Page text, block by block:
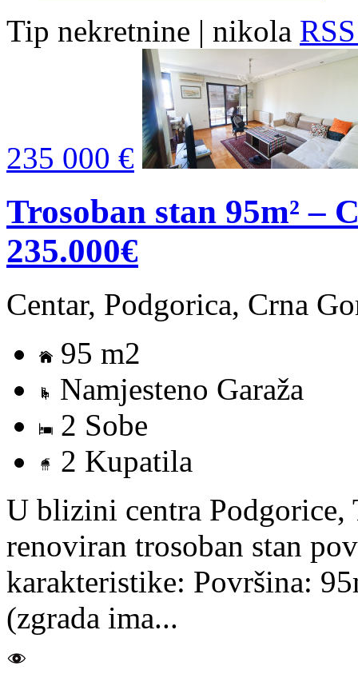
Tip nekretnine | nikola
235 000 €
Trosoban stan 95m² –
235.000€
Centar, Podgorica, Crna
95 m2
Namjesteno Garaža
2 Sobe
2 Kupatila
U blizini centra Podgorice,
renoviran trosoban stan
karakteristike: Površina:
(zgrada ima...